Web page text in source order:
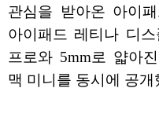
관심을 받아온 아이
아이패드 레티나 디
프로와 5mm로 얇아
맥 미니를 동시에 공개